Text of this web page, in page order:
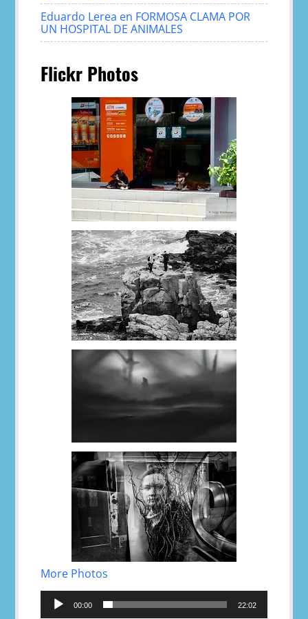
Eduardo Lerea en FORMOSA CLAMA POR
UN HOSPITAL DE ANIMALES
Flickr Photos
More Photos
Reproductor
00:00 22:02